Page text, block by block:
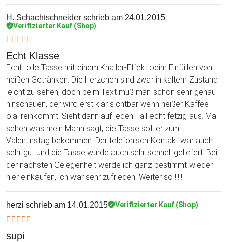
H. Schachtschneider schrieb am 24.01.2015
Verifizierter Kauf (Shop)
Echt Klasse
Echt tolle Tasse mit einem Knaller-Effekt beim Einfüllen von
heißen Getränken. Die Herzchen sind zwar in kaltem Zustand
leicht zu sehen, doch beim Text muß man schon sehr genau
hinschauen, der wird erst klar sichtbar wenn heißer Kaffee
o.a. reinkommt. Sieht dann auf jeden Fall echt fetzig aus. Mal
sehen was mein Mann sagt, die Tasse soll er zum
Valentinstag bekommen. Der telefonisch Kontakt war auch
sehr gut und die Tasse wurde auch sehr schnell geliefert. Bei
der nächsten Gelegenheit werde ich ganz bestimmt wieder
hier einkaufen, ich war sehr zufrieden. Weiter so !!!!!
herzi schrieb am 14.01.2015 Verifizierter Kauf (Shop)
supi